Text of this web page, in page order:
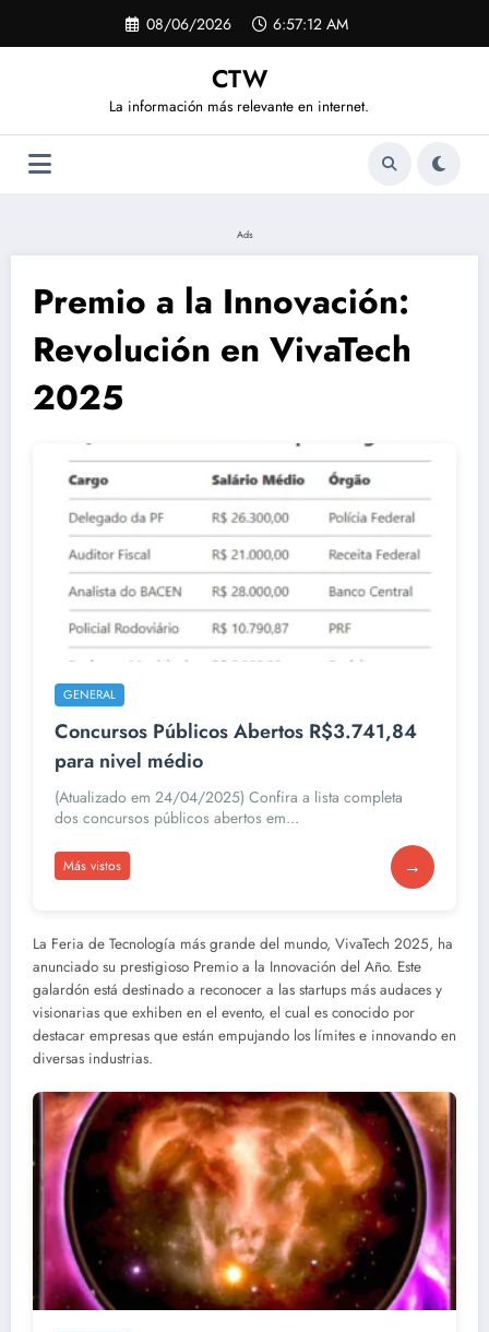
contenido
08/06/2026 6:57:13 AM
CTW
La información más relevante en internet.
Ads
Premio a la Innovación:
Revolución en VivaTech
2025
GENERAL
Concursos Públicos Abertos R$3.741,84
para nivel médio
(Atualizado em 24/04/2025) Confira a lista completa
dos concursos públicos abertos em...
Más vistos →
La Feria de Tecnología más grande del mundo, VivaTech 2025, ha
anunciado su prestigioso Premio a la Innovación del Año. Este
galardón está destinado a reconocer a las startups más audaces y
visionarias que exhiben en el evento, el cual es conocido por
destacar empresas que están empujando los límites e innovando en
diversas industrias.